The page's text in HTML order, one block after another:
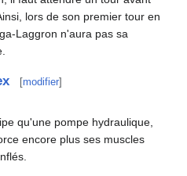
lors de son premier tour en
Laggron n'aura pas sa
[modifier]
qu'une pompe hydraulique,
encore plus ses muscles